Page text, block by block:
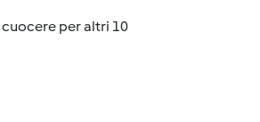
per altri 10